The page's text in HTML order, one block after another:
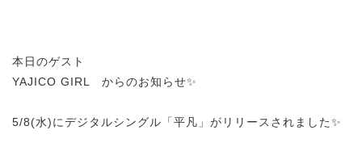
本日のゲスト
YAJICO GIRL からのお知らせ✨
5/8(水)にデジタルシングル「平凡」がリリースされました✨